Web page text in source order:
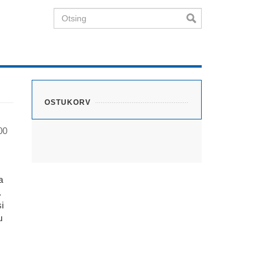
Otsing
OSTUKORV